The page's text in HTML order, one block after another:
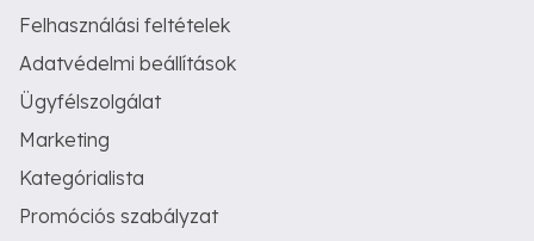
Felhasználási feltételek
Adatvédelmi beállítások
Ügyfélszolgálat
Marketing
Kategórialista
Promóciós szabályzat